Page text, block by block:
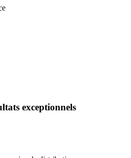
exceptionnels